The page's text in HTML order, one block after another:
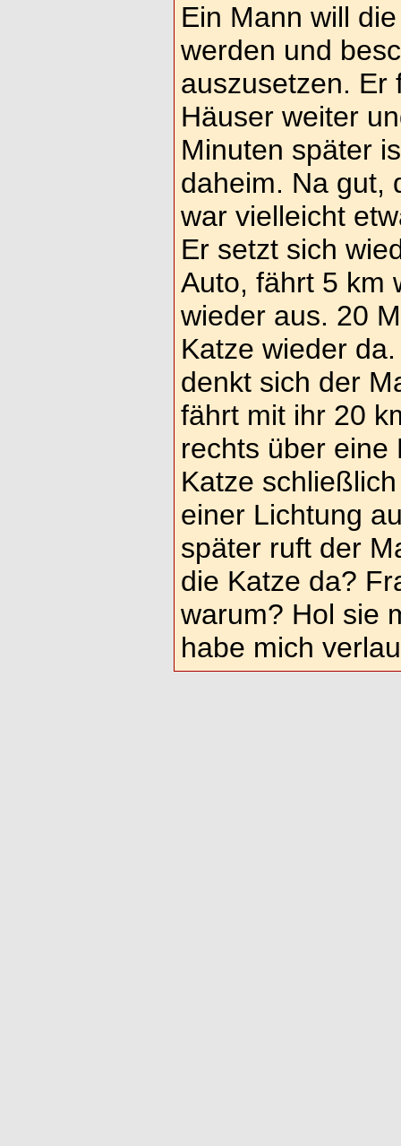
Ein Mann will
werden und
auszusetzen. Er
Häuser weiter
Minuten später
daheim. Na gut,
war vielleicht
Er setzt sich
Auto, fährt 5 km
wieder aus. 20
Katze wieder
denkt sich der
fährt mit ihr 20
rechts über eine
Katze
einer Lichtung
später ruft der
die Katze da?
warum? Hol sie
habe mich